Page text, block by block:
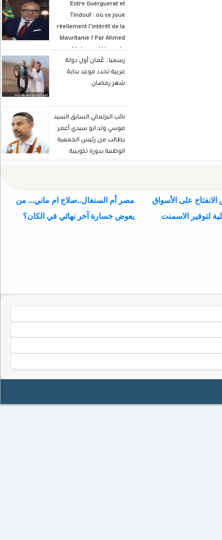
Entre Guerguerat et
Tindouf : où se joue
réellement l’intérêt de la
Mauritanie ? Par Ahmed
Mohamed Hamada
Écrivain et analyste
politique
رسميا.. عُمان أول دولة
عربية تحدد موعد بداية
شهر رمضان
نائب البرلماني السابق السيد
موسي ولد ابو سيدي أعمر
يطالب من رئيس الجمعية
الوطنية بدورة تكوينية
للنواب الجديد
على الأسواق
لتوفير الاسمنت
مصر أم السنغال..صلاح ام ماني... من
يعوض خسارة آخر نهائي في الكان؟